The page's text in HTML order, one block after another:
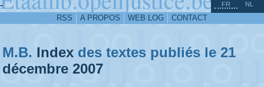
-
RSS A PROPOS WEB LOG CONTACT
FR NL
M.B. Index des textes publiés le 21
décembre 2007
^